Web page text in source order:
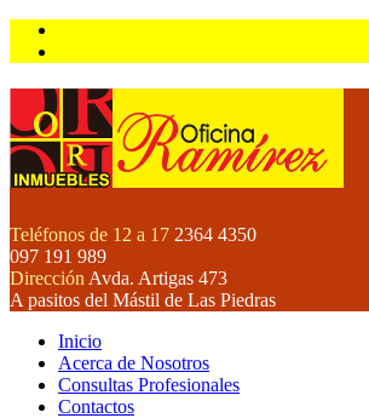
Teléfonos de 12 a 17 2364 4350
097 191 989
Dirección Avda. Artigas 473
A pasitos del Mástil de Las Piedras
Inicio
Acerca de Nosotros
Consultas Profesionales
Contactos